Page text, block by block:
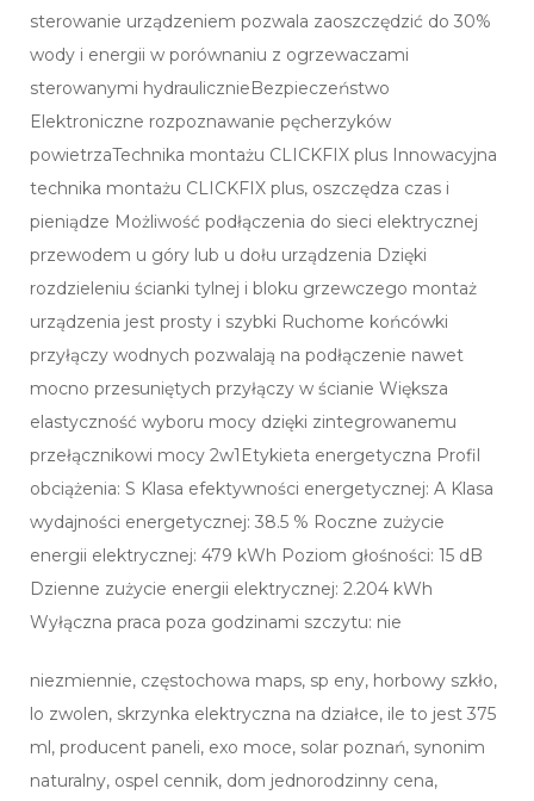
sterowanie urządzeniem pozwala zaoszczędzić do 30%
wody i energii w porównaniu z ogrzewaczami
sterowanymi hydraulicznieBezpieczeństwo
Elektroniczne rozpoznawanie pęcherzyków
powietrzaTechnika montażu CLICKFIX plus Innowacyjna
technika montażu CLICKFIX plus, oszczędza czas i
pieniądze Możliwość podłączenia do sieci elektrycznej
przewodem u góry lub u dołu urządzenia Dzięki
rozdzieleniu ścianki tylnej i bloku grzewczego montaż
urządzenia jest prosty i szybki Ruchome końcówki
przyłączy wodnych pozwalają na podłączenie nawet
mocno przesuniętych przyłączy w ścianie Większa
elastyczność wyboru mocy dzięki zintegrowanemu
przełącznikowi mocy 2w1Etykieta energetyczna Profil
obciążenia: S Klasa efektywności energetycznej: A Klasa
wydajności energetycznej: 38.5 % Roczne zużycie
energii elektrycznej: 479 kWh Poziom głośności: 15 dB
Dzienne zużycie energii elektrycznej: 2.204 kWh
Wyłączna praca poza godzinami szczytu: nie
niezmiennie, częstochowa maps, sp eny, horbowy szkło,
lo zwolen, skrzynka elektryczna na działce, ile to jest 375
ml, producent paneli, exo moce, solar poznań, synonim
naturalny, ospel cennik, dom jednorodzinny cena,